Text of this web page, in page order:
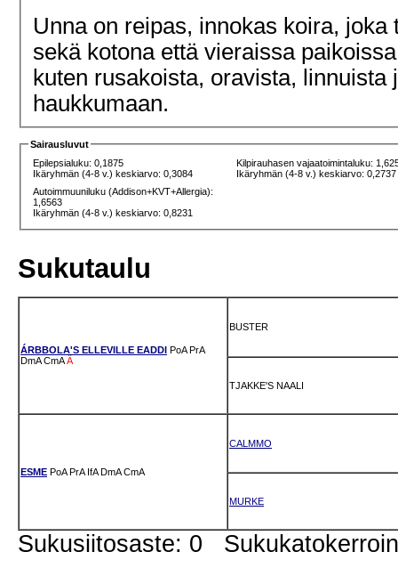
Unna on reipas, innokas koira,
sekä kotona että vieraissa
kuten rusakoista, oravista,
haukkumaan.
Sairausluvut
Epilepsialuku: 0,1875
Ikäryhmän (4-8 v.) keskiarvo: 0,3084
Kilpirauhasen vajaatoimintaluku:
Ikäryhmän (4-8 v.) keskiarvo: 0,2737
Autoimmuuniluku (Addison+KVT+Allergia):
1,6563
Ikäryhmän (4-8 v.) keskiarvo: 0,8231
Sukutaulu
ÁRBBOLA'S ELLEVILLE EADDI PoA PrA
DmA CmA Ä
BUSTER
TJAKKE'S NAALI
ESME PoA PrA IfA DmA CmA
CALMMO
MURKE
Sukusiitosaste: 0